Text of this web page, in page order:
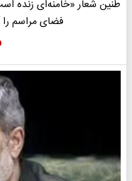
طنین شعار «خامنه‌ای زنده
فضای مراسم